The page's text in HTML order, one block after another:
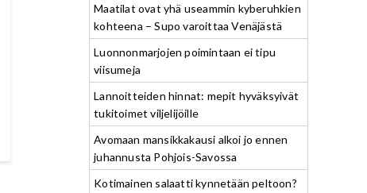
Maatilat ovat yhä useammin kyberuhkien
kohteena – Supo varoittaa Venäjästä
Luonnonmarjojen poimintaan ei tipu
viisumeja
Lannoitteiden hinnat: mepit hyväksyivät
tukitoimet viljelijöille
Avomaan mansikkakausi alkoi jo ennen
juhannusta Pohjois-Savossa
Kotimainen salaatti kynnetään peltoon?